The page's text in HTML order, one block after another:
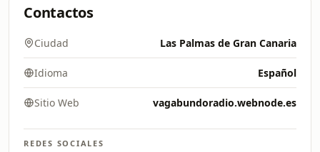
Contactos
Ciudad Las Palmas de Gran Canaria
Idioma Español
Sitio Web vagabundoradio.webnode.es
REDES SOCIALES